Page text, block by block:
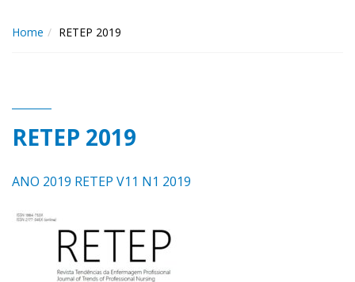
Home RETEP 2019
RETEP 2019
ANO 2019 RETEP V11 N1 2019